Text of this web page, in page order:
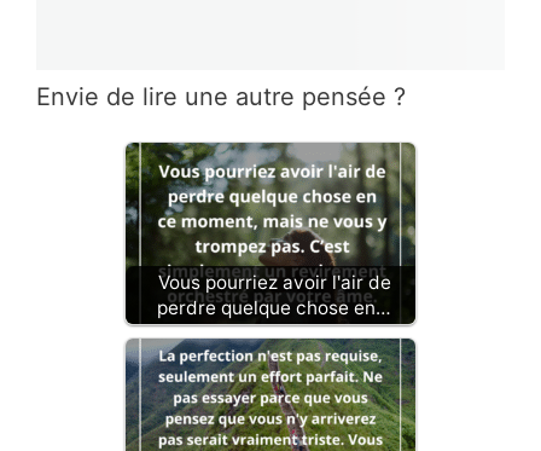
Envie de lire une autre pensée ?
Vous pourriez avoir l'air de
perdre quelque chose en…